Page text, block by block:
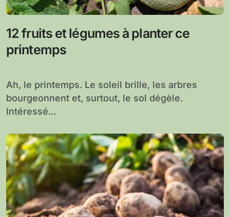
12 fruits et légumes à planter ce
printemps
Ah, le printemps. Le soleil brille, les arbres
bourgeonnent et, surtout, le sol dégèle.
Intéressé...